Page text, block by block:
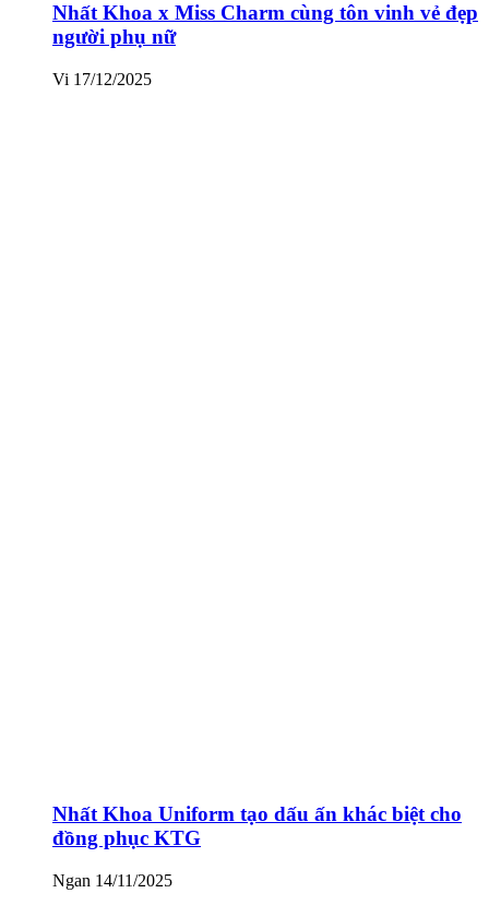
Nhất Khoa x Miss Charm cùng tôn vinh vẻ đẹp
người phụ nữ
Vi 17/12/2025
Nhất Khoa Uniform tạo dấu ấn khác biệt cho
đồng phục KTG
Ngan 14/11/2025